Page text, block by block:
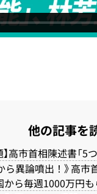
他の記事を
高市首相陳述書「5
ら異論噴出！》高
から毎週1000万円も